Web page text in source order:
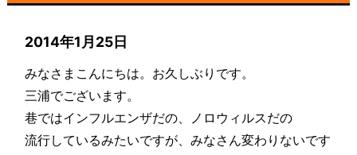
2014年1月25日
みなさまこんにちは。お久しぶりです。
三浦でございます。
巷ではインフルエンザだの、ノロウィルスだの
流行しているみたいですが、みなさん変わりないです